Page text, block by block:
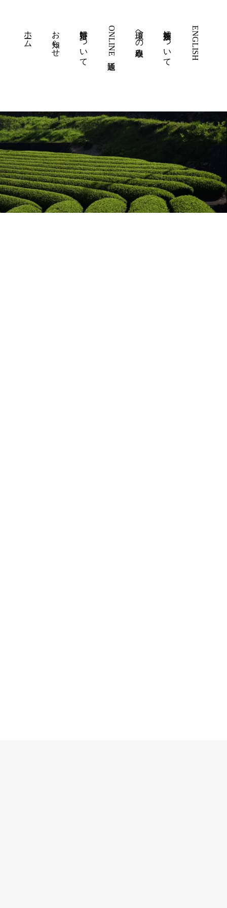
ホーム お知らせ 嬉野茶について ONLINE通販 環境への取組み 徳永製茶について ENGLISH